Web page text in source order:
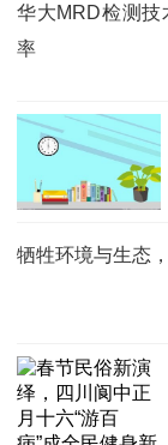
华大MRD检测
率
牺牲环境与生态